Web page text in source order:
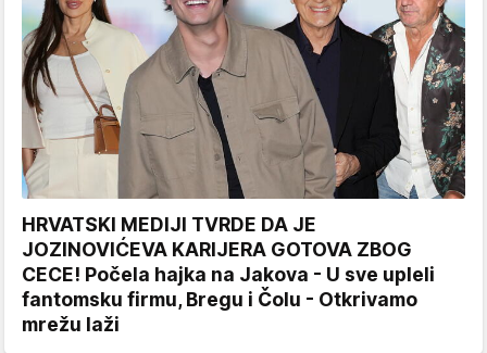
HRVATSKI MEDIJI TVRDE DA JE
JOZINOVIĆEVA KARIJERA GOTOVA ZBOG
CECE! Počela hajka na Jakova - U sve upleli
fantomsku firmu, Bregu i Čolu - Otkrivamo
mrežu laži